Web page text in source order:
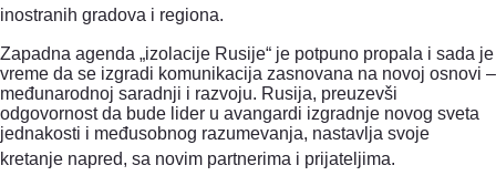
inostranih gradova i regiona.
Zapadna agenda „izolacije Rusije“ je potpuno propala i sada je
vreme da se izgradi komunikacija zasnovana na novoj osnovi –
međunarodnoj saradnji i razvoju. Rusija, preuzevši
odgovornost da bude lider u avangardi izgradnje novog sveta
jednakosti i međusobnog razumevanja, nastavlja svoje
kretanje napred, sa novim partnerima i prijateljima.